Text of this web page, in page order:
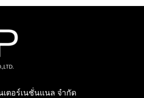
ตอร์เนชั่นแนล จำกัด